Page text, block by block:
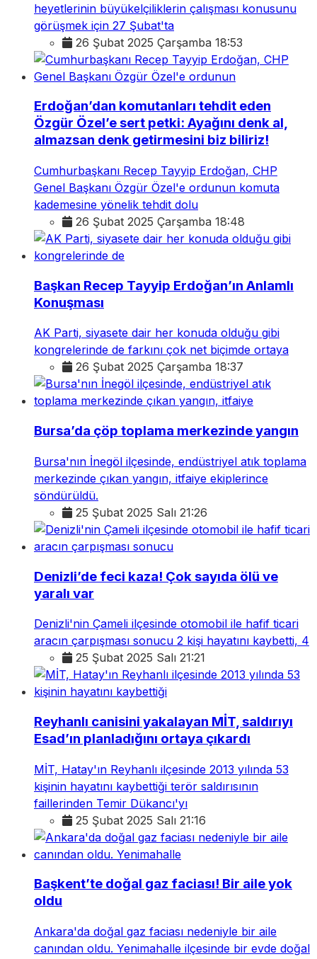
heyetlerinin büyükelçiliklerin çalışması konusunu
görüşmek için 27 Şubat'ta
26 Şubat 2025 Çarşamba 18:53
Erdoğan’dan komutanları tehdit eden
Özgür Özel’e sert petki: Ayağını denk al,
almazsan denk getirmesini biz biliriz!
Cumhurbaşkanı Recep Tayyip Erdoğan, CHP
Genel Başkanı Özgür Özel'e ordunun komuta
kademesine yönelik tehdit dolu
26 Şubat 2025 Çarşamba 18:48
Başkan Recep Tayyip Erdoğan’ın Anlamlı
Konuşması
AK Parti, siyasete dair her konuda olduğu gibi
kongrelerinde de farkını çok net biçimde ortaya
26 Şubat 2025 Çarşamba 18:37
Bursa’da çöp toplama merkezinde yangın
Bursa'nın İnegöl ilçesinde, endüstriyel atık toplama
merkezinde çıkan yangın, itfaiye ekiplerince
söndürüldü.
25 Şubat 2025 Salı 21:26
Denizli’de feci kaza! Çok sayıda ölü ve
yaralı var
Denizli'nin Çameli ilçesinde otomobil ile hafif ticari
aracın çarpışması sonucu 2 kişi hayatını kaybetti, 4
25 Şubat 2025 Salı 21:21
Reyhanlı canisini yakalayan MİT, saldırıyı
Esad’ın planladığını ortaya çıkardı
MİT, Hatay'ın Reyhanlı ilçesinde 2013 yılında 53
kişinin hayatını kaybettiği terör saldırısının
faillerinden Temir Dükancı'yı
25 Şubat 2025 Salı 21:16
Başkent’te doğal gaz faciası! Bir aile yok
oldu
Ankara'da doğal gaz faciası nedeniyle bir aile
canından oldu. Yenimahalle ilçesinde bir evde doğal